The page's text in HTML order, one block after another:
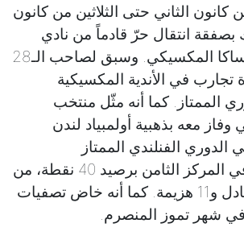
كانون الثاني حتى الثلاثين من كانون
وذلك بصفقة انتقال حرّ قادماً من نادي
أليبريخس دا أواكساكا المكسيكي. وسبق لصاحب الـ28
في الأندية المكسيكية
الممتاز. كما أنه مثّل منتخب
معه بذهبية أولمبياد لندن
الدوري الفنلندي الممتاز
(Veikkausliiga) في المركز الثامن برصيد 40 نقطة، من
9 انتصارات 13 تعادل و11 هزيمة. كما أنه خاض تصفيات
في شهر تموز المنصرم.